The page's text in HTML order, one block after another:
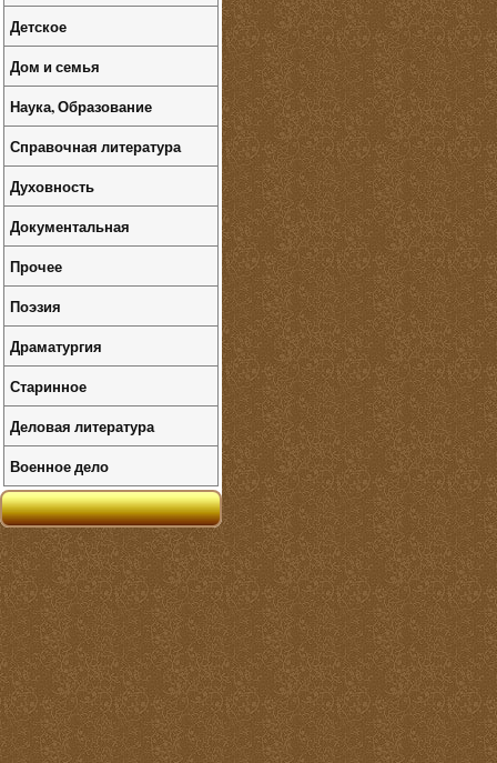
Детское
Дом и семья
Наука, Образование
Справочная литература
Духовность
Документальная
Прочее
Поэзия
Драматургия
Старинное
Деловая литература
Военное дело